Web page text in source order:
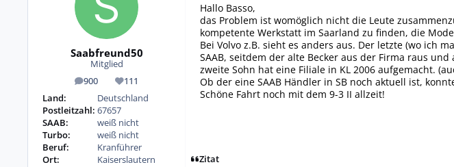
Saabfreund50
Mitglied
900
Beiträge 111
Reputation
Land:
Deutschland
Postleitzahl: 67657
SAAB:
weiß nicht
Turbo:
weiß nicht
Beruf:
Kranführer
Ort:
Kaiserslautern
Hallo Basso,
das Problem ist womöglich nicht die Leute
kompetente Werkstatt im Saarland zu finden, die
Bei Volvo z.B. sieht es anders aus. Der letzte (wo ich
SAAB, seitdem der alte Becker aus der Firma raus
zweite Sohn hat eine Filiale in KL 2006 aufgemacht.
Ob der eine SAAB Händler in SB noch aktuell ist,
Schöne Fahrt noch mit dem 9-3 II allzeit!
Zitat